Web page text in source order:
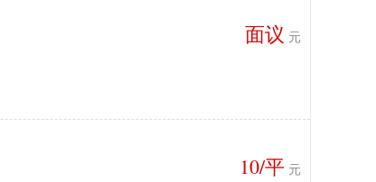
面议 元
10/平 元